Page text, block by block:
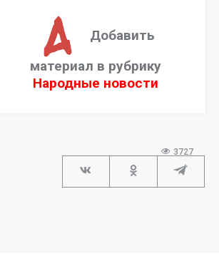
Добавить
материал в рубрику
Народные новости
3727